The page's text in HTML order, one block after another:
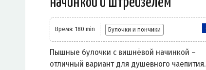
Время: 180 min Булочки и пончики
Пышные булочки с вишнёвой начинкой –
отличный вариант для душевного чаепития.